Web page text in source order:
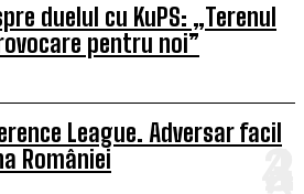
duelul cu KuPS: „Terenul
pentru noi”
League. Adversar facil
României